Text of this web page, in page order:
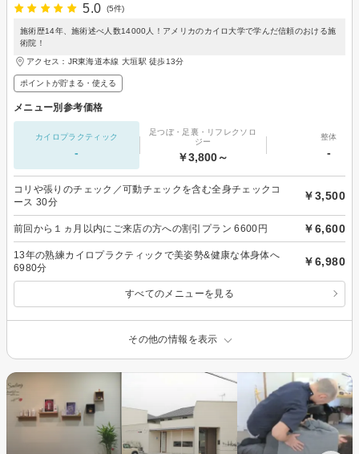
5.0
(5件)
施術歴14年、施術述べ人数14000人！アメリカのカイロ大学で学んだ信頼のおける施
術院！
アクセス：JR東海道本線 大垣駅 徒歩13分
ポイントが貯まる・使える
メニュー別参考価格
カイロプラクティック
-
足つぼ・足裏・リフレクソロ
ジー
￥3,800～
整体
-
コリや張りのチェック／可動チェックを含む全身チェックコ
ース 30分
￥3,500
前回から１ヵ月以内にご来店の方への割引プラン 6600円 ￥6,600
13年の熟練カイロプラクティックで美姿勢&健康な体身体へ
6980分
￥6,980
すべてのメニューを見る
その他の情報を表示